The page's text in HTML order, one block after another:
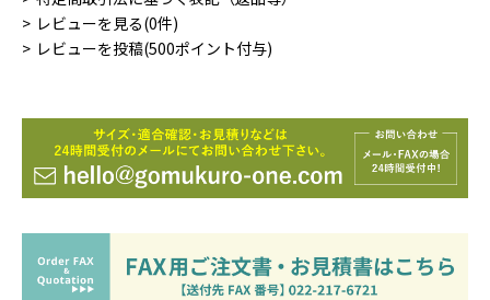
レビューを見る(0件)
レビューを投稿(500ポイント付与)